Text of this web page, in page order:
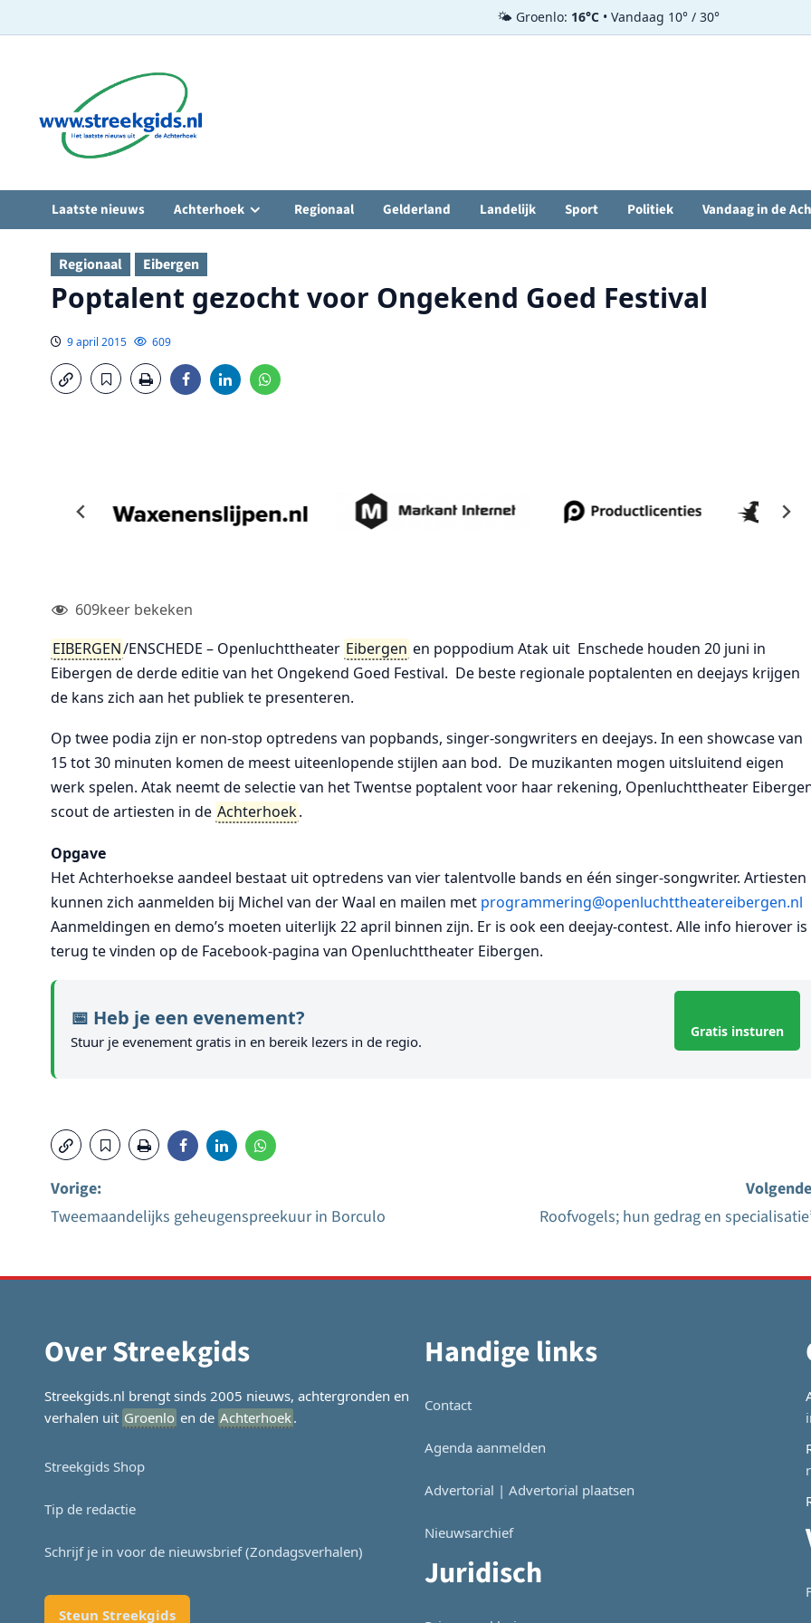
🌤️ Groenlo: 16°C • Vandaag 10° / 30°
inhoud
Laatste nieuws Achterhoek Regionaal Gelderland Landelijk Sport Politiek Vandaag in de
Regionaal Eibergen
Poptalent gezocht voor Ongekend Goed Festival
9 april 2015 609
609keer bekeken
EIBERGEN/ENSCHEDE – Openluchttheater Eibergen en poppodium Atak uit Enschede houden 20 juni in
Eibergen de derde editie van het Ongekend Goed Festival. De beste regionale poptalenten en deejays krijgen
de kans zich aan het publiek te presenteren.
Op twee podia zijn er non-stop optredens van popbands, singer-songwriters en deejays. In een showcase van
15 tot 30 minuten komen de meest uiteenlopende stijlen aan bod. De muzikanten mogen uitsluitend eigen
werk spelen. Atak neemt de selectie van het Twentse poptalent voor haar rekening, Openluchttheater
scout de artiesten in de Achterhoek.
Opgave
Het Achterhoekse aandeel bestaat uit optredens van vier talentvolle bands en één singer-songwriter. Artiesten
kunnen zich aanmelden bij Michel van der Waal en mailen met programmering@openluchttheatereibergen.nl
Aanmeldingen en demo’s moeten uiterlijk 22 april binnen zijn. Er is ook een deejay-contest. Alle info hierover is
terug te vinden op de Facebook-pagina van Openluchttheater Eibergen.
📅 Heb je een evenement?
Stuur je evenement gratis in en bereik lezers in de regio.
Gratis insturen
navigatie
Vorige:
Tweemaandelijks geheugenspreekuur in Borculo
Roofvogels; hun gedrag en
Over Streekgids
Streekgids.nl brengt sinds 2005 nieuws, achtergronden en
verhalen uit Groenlo en de Achterhoek.
Streekgids Shop
Tip de redactie
Schrijf je in voor de nieuwsbrief (Zondagsverhalen)
Steun Streekgids
Handige links
Contact
Agenda aanmelden
Advertorial | Advertorial plaatsen
Nieuwsarchief
Juridisch